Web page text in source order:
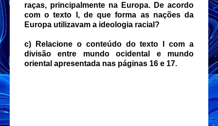
raças, principalmente na Europa. De acordo
com o texto I, de que forma as nações da
Europa utilizavam a ideologia racial?
c) Relacione o conteúdo do texto I com a
divisão entre mundo ocidental e mundo
oriental apresentada nas páginas 16 e 17.